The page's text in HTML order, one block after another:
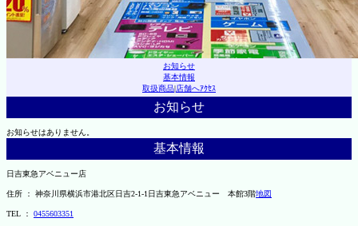
お知らせ
基本情報
取扱商品|店舗へｱｸｾｽ
お知らせ
お知らせはありません。
基本情報
日吉東急アベニュー店
住所 ： 神奈川県横浜市港北区日吉2-1-1日吉東急アベニュー 本館3階地図
TEL ： 0455603351